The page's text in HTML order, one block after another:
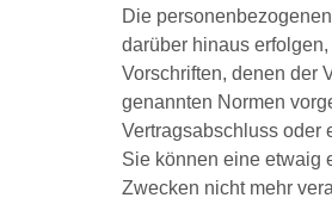
Die
darüber hinaus
Vorschriften, denen der
genannten Normen
Vertragsabschluss oder
Sie können eine etwaig
Zwecken nicht mehr